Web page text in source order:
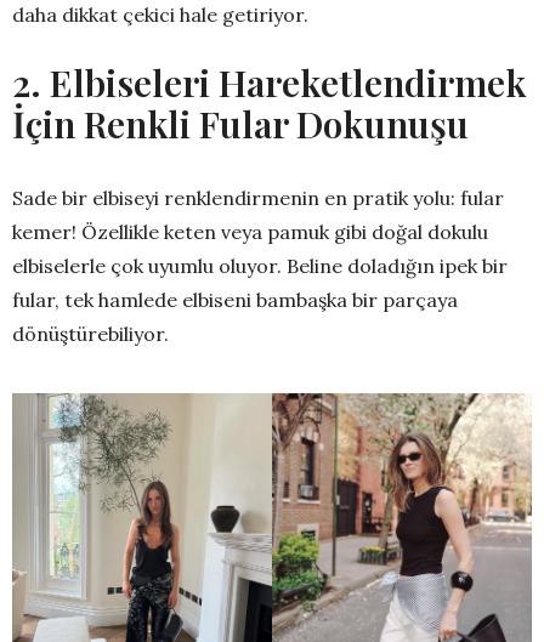
daha dikkat çekici hale getiriyor.
2. Elbiseleri Hareketlendirmek
İçin Renkli Fular Dokunuşu
Sade bir elbiseyi renklendirmenin en pratik yolu: fular
kemer! Özellikle keten veya pamuk gibi doğal dokulu
elbiselerle çok uyumlu oluyor. Beline doladığın ipek bir
fular, tek hamlede elbiseni bambaşka bir parçaya
dönüştürebiliyor.